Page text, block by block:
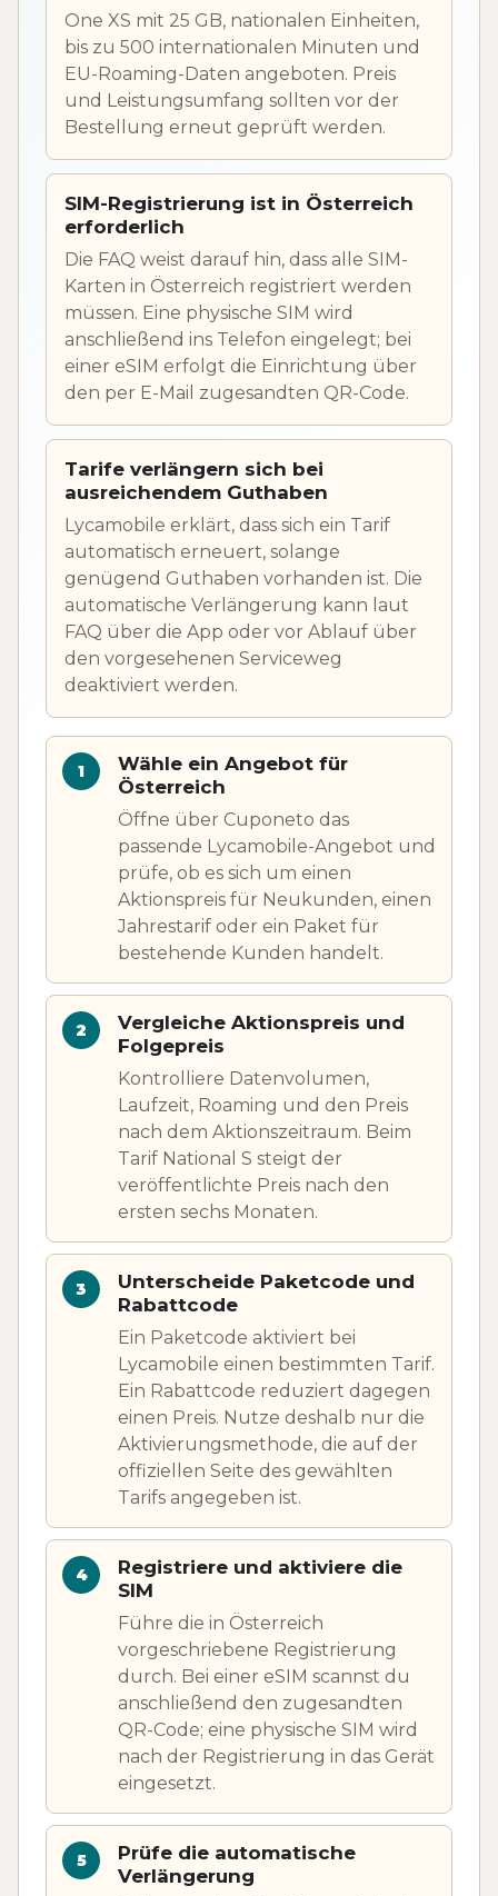
One XS mit 25 GB, nationalen Einheiten,
bis zu 500 internationalen Minuten und
EU-Roaming-Daten angeboten. Preis
und Leistungsumfang sollten vor der
Bestellung erneut geprüft werden.
SIM-Registrierung ist in Österreich
erforderlich
Die FAQ weist darauf hin, dass alle SIM-
Karten in Österreich registriert werden
müssen. Eine physische SIM wird
anschließend ins Telefon eingelegt; bei
einer eSIM erfolgt die Einrichtung über
den per E-Mail zugesandten QR-Code.
Tarife verlängern sich bei
ausreichendem Guthaben
Lycamobile erklärt, dass sich ein Tarif
automatisch erneuert, solange
genügend Guthaben vorhanden ist. Die
automatische Verlängerung kann laut
FAQ über die App oder vor Ablauf über
den vorgesehenen Serviceweg
deaktiviert werden.
Wähle ein Angebot für
Österreich
Öffne über Cuponeto das
passende Lycamobile-Angebot und
prüfe, ob es sich um einen
Aktionspreis für Neukunden, einen
Jahrestarif oder ein Paket für
bestehende Kunden handelt.
Vergleiche Aktionspreis und
Folgepreis
Kontrolliere Datenvolumen,
Laufzeit, Roaming und den Preis
nach dem Aktionszeitraum. Beim
Tarif National S steigt der
veröffentlichte Preis nach den
ersten sechs Monaten.
Unterscheide Paketcode und
Rabattcode
Ein Paketcode aktiviert bei
Lycamobile einen bestimmten Tarif.
Ein Rabattcode reduziert dagegen
einen Preis. Nutze deshalb nur die
Aktivierungsmethode, die auf der
offiziellen Seite des gewählten
Tarifs angegeben ist.
Registriere und aktiviere die
SIM
Führe die in Österreich
vorgeschriebene Registrierung
durch. Bei einer eSIM scannst du
anschließend den zugesandten
QR-Code; eine physische SIM wird
nach der Registrierung in das Gerät
eingesetzt.
Prüfe die automatische
Verlängerung